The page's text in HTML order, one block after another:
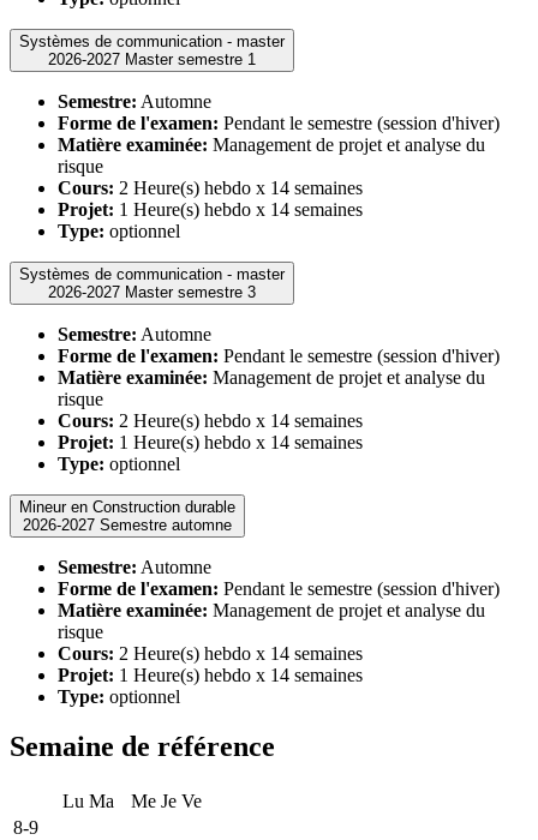
Systèmes de communication - master
2026-2027 Master semestre 1
Semestre: Automne
Forme de l'examen: Pendant le semestre (session d'hiver)
Matière examinée: Management de projet et analyse du
risque
Cours: 2 Heure(s) hebdo x 14 semaines
Projet: 1 Heure(s) hebdo x 14 semaines
Type: optionnel
Systèmes de communication - master
2026-2027 Master semestre 3
Semestre: Automne
Forme de l'examen: Pendant le semestre (session d'hiver)
Matière examinée: Management de projet et analyse du
risque
Cours: 2 Heure(s) hebdo x 14 semaines
Projet: 1 Heure(s) hebdo x 14 semaines
Type: optionnel
Mineur en Construction durable
2026-2027 Semestre automne
Semestre: Automne
Forme de l'examen: Pendant le semestre (session d'hiver)
Matière examinée: Management de projet et analyse du
risque
Cours: 2 Heure(s) hebdo x 14 semaines
Projet: 1 Heure(s) hebdo x 14 semaines
Type: optionnel
Semaine de référence
Lu Ma Me Je Ve
8-9